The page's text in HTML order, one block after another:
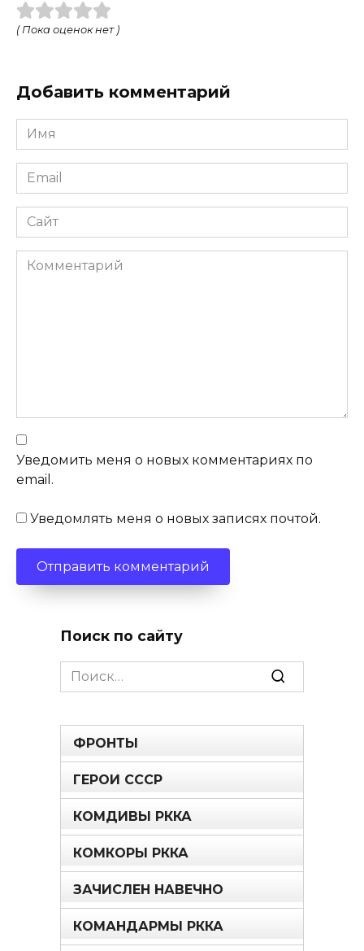
( Пока оценок нет )
Добавить комментарий
Имя
Email
Сайт
Комментарий
Уведомить меня о новых комментариях по
email.
Уведомлять меня о новых записях почтой.
Поиск по сайту
Search
for:
ФРОНТЫ
ГЕРОИ СССР
КОМДИВЫ РККА
КОМКОРЫ РККА
ЗАЧИСЛЕН НАВЕЧНО
КОМАНДАРМЫ РККА